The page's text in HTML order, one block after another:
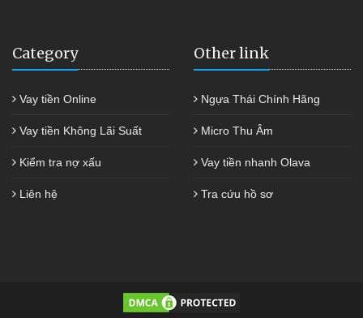
Category
Vay tiền Online
Vay tiền Không Lãi Suất
Kiểm tra nợ xấu
Liên hệ
Other link
Ngựa Thái Chính Hãng
Micro Thu Âm
Vay tiền nhanh Olava
Tra cứu hồ sơ